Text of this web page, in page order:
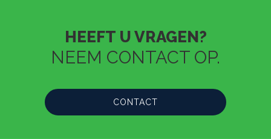
HEEFT U VRAGEN?
NEEM CONTACT OP.
CONTACT